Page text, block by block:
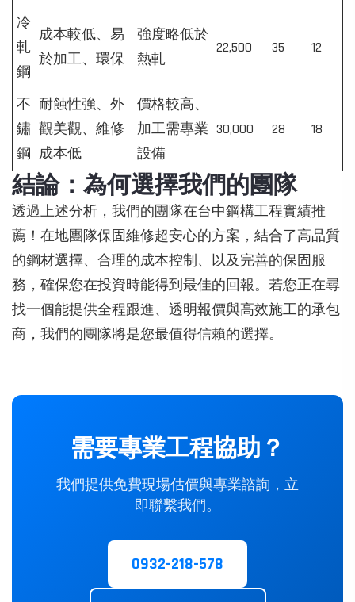
冷
軋
鋼
成本較低、易
於加工、環保
強度略低於
熱軋
22,500 35 12
不
鏽
鋼
耐蝕性強、外
觀美觀、維修
成本低
價格較高、
加工需專業
設備
30,000 28 18
結論：為何選擇我們的團隊
透過上述分析，我們的團隊在台中鋼構工程實績推
薦！在地團隊保固維修超安心的方案，結合了高品質
的鋼材選擇、合理的成本控制、以及完善的保固服
務，確保您在投資時能得到最佳的回報。若您正在尋
找一個能提供全程跟進、透明報價與高效施工的承包
商，我們的團隊將是您最值得信賴的選擇。
需要專業工程協助？
我們提供免費現場估價與專業諮詢，立
即聯繫我們。
0932-218-578